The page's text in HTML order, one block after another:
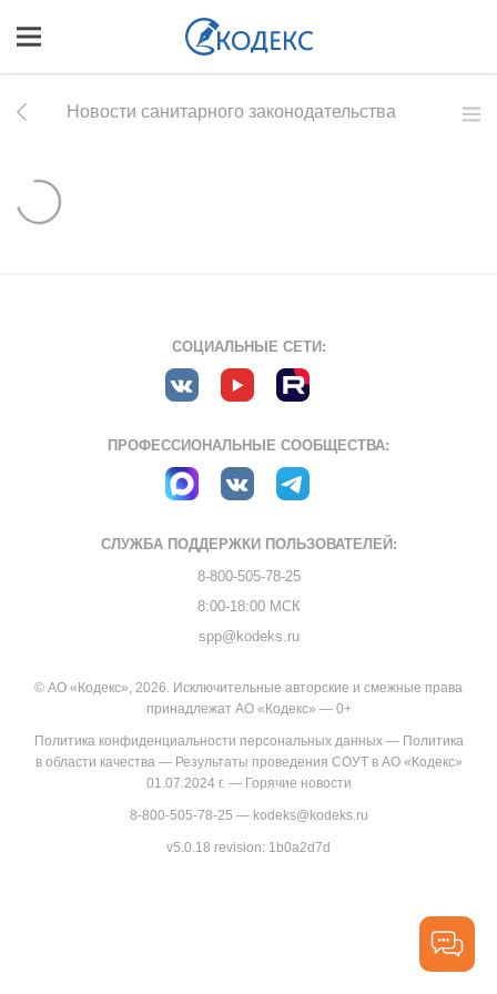
Новости санитарного законодательства
СОЦИАЛЬНЫЕ СЕТИ:
ПРОФЕССИОНАЛЬНЫЕ СООБЩЕСТВА:
СЛУЖБА ПОДДЕРЖКИ ПОЛЬЗОВАТЕЛЕЙ:
8-800-505-78-25
8:00-18:00 МСК
spp@kodeks.ru
© АО «Кодекс», 2026. Исключительные авторские и смежные права
принадлежат АО «Кодекс» — 0+
Политика конфиденциальности персональных данных— Политика
в области качества— Результаты проведения СОУТ в АО «Кодекс»
01.07.2024 г.— Горячие новости
8-800-505-78-25 — kodeks@kodeks.ru
v5.0.18 revision: 1b0a2d7d